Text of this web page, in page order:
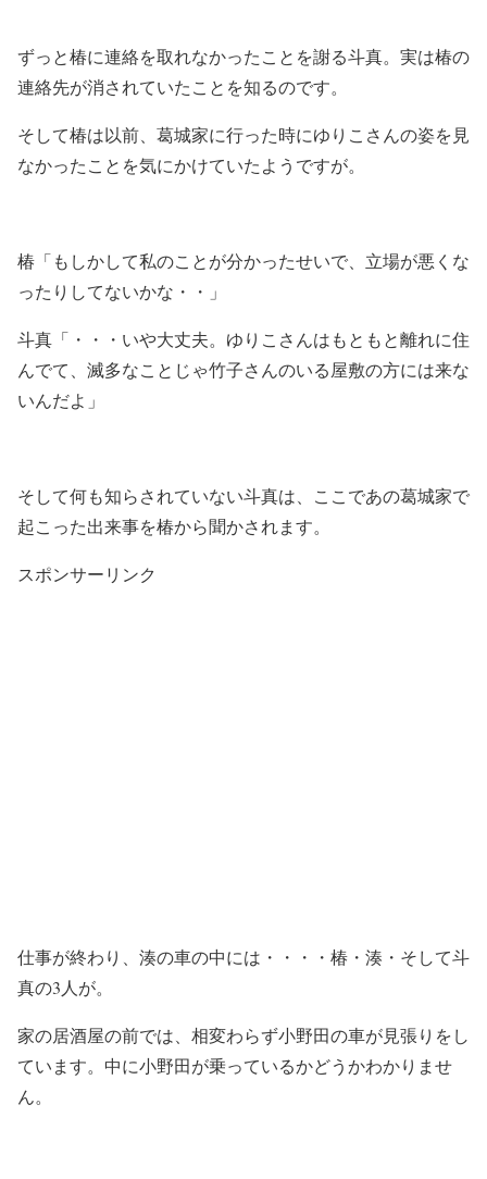
ずっと椿に連絡を取れなかったことを謝る斗真。実は椿の
連絡先が消されていたことを知るのです。
そして椿は以前、葛城家に行った時にゆりこさんの姿を見
なかったことを気にかけていたようですが。
椿「もしかして私のことが分かったせいで、立場が悪くな
ったりしてないかな・・」
斗真「・・・いや大丈夫。ゆりこさんはもともと離れに住
んでて、滅多なことじゃ竹子さんのいる屋敷の方には来な
いんだよ」
そして何も知らされていない斗真は、ここであの葛城家で
起こった出来事を椿から聞かされます。
スポンサーリンク
仕事が終わり、湊の車の中には・・・・椿・湊・そして斗
真の3人が。
家の居酒屋の前では、相変わらず小野田の車が見張りをし
ています。中に小野田が乗っているかどうかわかりませ
ん。